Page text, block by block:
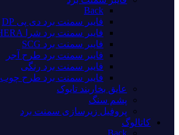
Back
فایبر سمنت برد دی پی DP
فایبر سمنت برد شرا SHERA
فایبر سمنت برد SCG
فایبر سمنت برد طرح آجر
فایبر سمنت برد رنگی
فایبر سمنت برد طرح چوب
عایق بخاربند تایوک
پشم سنگ
پروفیل زیرسازی سمنت برد
کاتالوگ